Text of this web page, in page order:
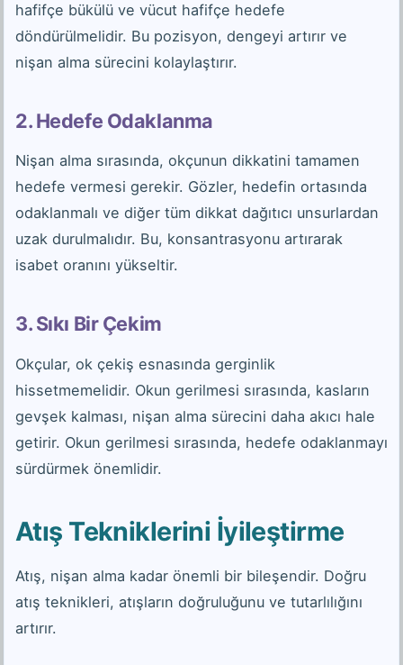
hafifçe bükülü ve vücut hafifçe hedefe
döndürülmelidir. Bu pozisyon, dengeyi artırır ve
nişan alma sürecini kolaylaştırır.
2. Hedefe Odaklanma
Nişan alma sırasında, okçunun dikkatini tamamen
hedefe vermesi gerekir. Gözler, hedefin ortasında
odaklanmalı ve diğer tüm dikkat dağıtıcı unsurlardan
uzak durulmalıdır. Bu, konsantrasyonu artırarak
isabet oranını yükseltir.
3. Sıkı Bir Çekim
Okçular, ok çekiş esnasında gerginlik
hissetmemelidir. Okun gerilmesi sırasında, kasların
gevşek kalması, nişan alma sürecini daha akıcı hale
getirir. Okun gerilmesi sırasında, hedefe odaklanmayı
sürdürmek önemlidir.
Atış Tekniklerini İyileştirme
Atış, nişan alma kadar önemli bir bileşendir. Doğru
atış teknikleri, atışların doğruluğunu ve tutarlılığını
artırır.